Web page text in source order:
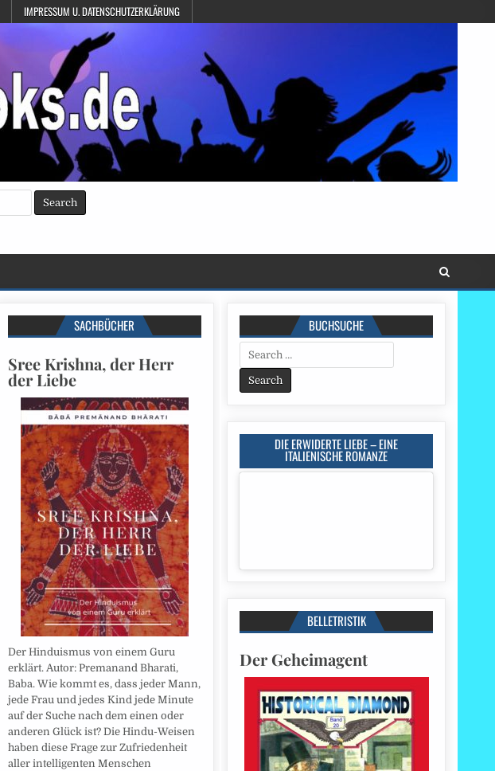
IMPRESSUM U. DATENSCHUTZERKLÄRUNG
SACHBÜCHER
Sree Krishna, der Herr
der Liebe
Der Hinduismus von einem Guru
erklärt. Autor: Premanand Bharati,
Baba. Wie kommt es, dass jeder Mann,
jede Frau und jedes Kind jede Minute
auf der Suche nach dem einen oder
anderen Glück ist? Die Hindu-Weisen
haben diese Frage zur Zufriedenheit
aller intelligenten Menschen
BUCHSUCHE
Search
for:
DIE ERWIDERTE LIEBE – EINE
ITALIENISCHE ROMANZE
BELLETRISTIK
Der Geheimagent